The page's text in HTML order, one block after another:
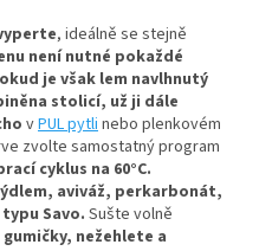
, ideálně se stejně
není nutné pokaždé
je však lem navlhnutý
stolicí, už ji dále
vPUL pytlinebo plenkovém
zvolte samostatný program
cyklus na 60°C.
aviváž, perkarbonát,
Savo.Sušte volně
nežehlete a